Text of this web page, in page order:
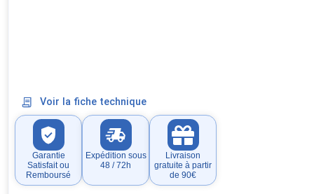
Voir la fiche technique
Garantie
Satisfait ou
Remboursé
Expédition sous
48 / 72h
Livraison
gratuite à partir
de 90€